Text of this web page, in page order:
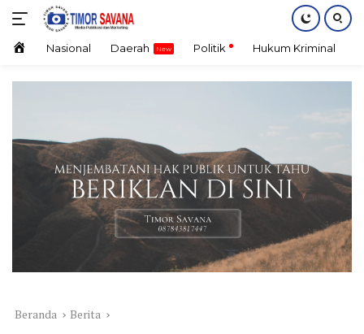
Langsung
konten HomeNasional Daerah Politik Hukum Kriminal
Beranda Berita